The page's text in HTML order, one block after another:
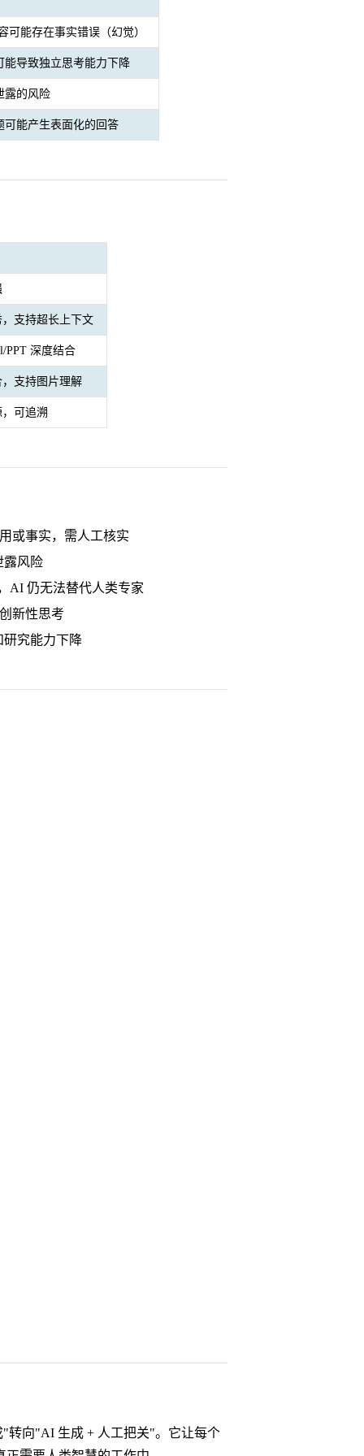
可能存在事实错误（幻觉）
能导致独立思考能力下降
露的风险
可能产生表面化的回答
支持超长上下文
PPT 深度结合
支持图片理解
可追溯
或事实，需人工核实
露风险
AI 仍无法替代人类专家
新性思考
究能力下降
向"AI 生成 + 人工把关"。它让每个